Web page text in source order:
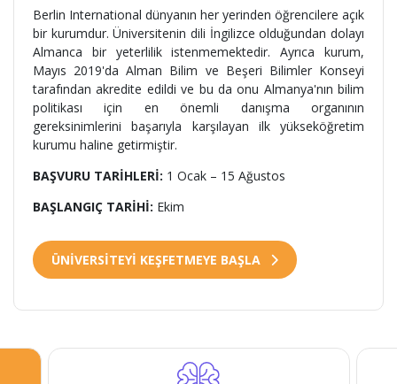
Berlin International dünyanın her yerinden öğrencilere açık
bir kurumdur. Üniversitenin dili İngilizce olduğundan dolayı
Almanca bir yeterlilik istenmemektedir. Ayrıca kurum,
Mayıs 2019'da Alman Bilim ve Beşeri Bilimler Konseyi
tarafından akredite edildi ve bu da onu Almanya'nın bilim
politikası için en önemli danışma organının
gereksinimlerini başarıyla karşılayan ilk yükseköğretim
kurumu haline getirmiştir.
BAŞVURU TARİHLERİ: 1 Ocak – 15 Ağustos
BAŞLANGIÇ TARİHİ: Ekim
ÜNİVERSİTEYİ KEŞFETMEYE BAŞLA